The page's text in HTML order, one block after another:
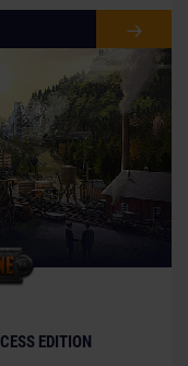
EDITION